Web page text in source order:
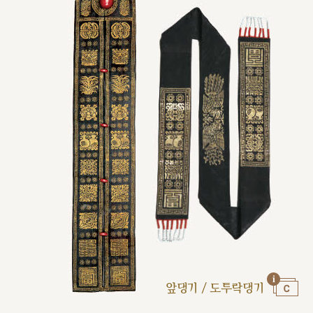
앞댕기 / 도투락댕기